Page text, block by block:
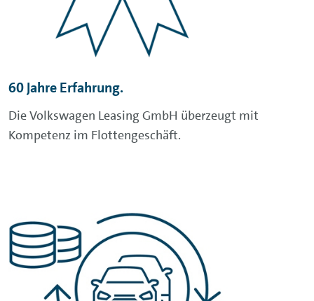
60 Jahre Erfahrung.
Die Volkswagen Leasing GmbH überzeugt mit
Kompetenz im Flottengeschäft.